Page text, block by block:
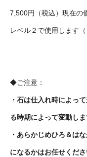
7,500円（税込）現在の
レベル２で使用します
◆ご注意：
・石は仕入れ時によっ
る時期によって変動しま
・あらかじめひろ＆は
になるかはお任せくださ